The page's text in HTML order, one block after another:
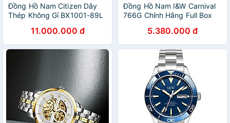
Đồng Hồ Nam Citizen Dây
Thép Không Gỉ BX1001-89L
11.000.000 đ
Đồng Hồ Nam I&W Carnival
766G Chính Hãng Full Box
Xước Dây Silicon Cao Cấp
BH 60T (Máy Cơ Tự Động)
5.380.000 đ